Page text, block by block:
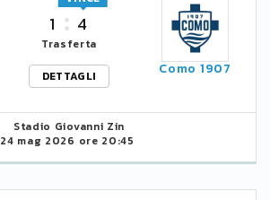
1 4
Trasferta
DETTAGLI
Como 1907
Stadio Giovanni Zin
24 mag 2026 ore 20:45